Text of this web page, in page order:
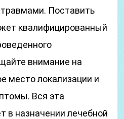
Поставить
квалифицированный
внимание на
место локализации и
Вся эта
в назначении лечебной